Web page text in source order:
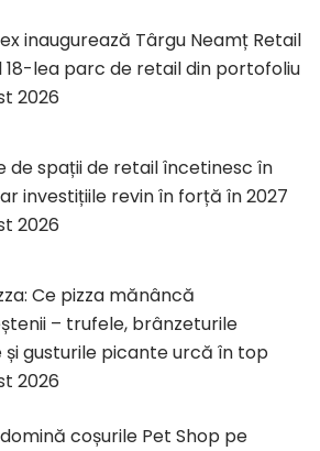
inaugurează Târgu Neamț Retail
18-lea parc de retail din portofoliu
2026
de spații de retail încetinesc în
investițiile revin în forță în 2027
2026
Ce pizza mănâncă
– trufele, brânzeturile
și gusturile picante urcă în top
2026
coșurile Pet Shop pe